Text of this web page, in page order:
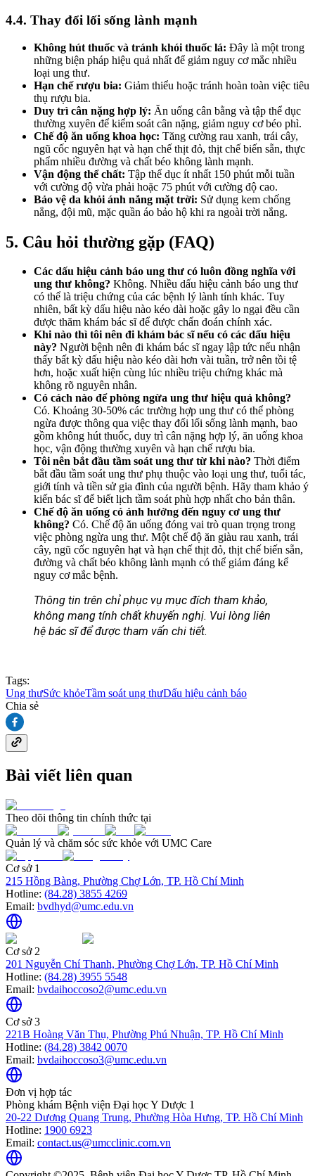
4.4. Thay đổi lối sống lành mạnh
Không hút thuốc và tránh khói thuốc lá: Đây là một trong
những biện pháp hiệu quả nhất để giảm nguy cơ mắc nhiều
loại ung thư.
Hạn chế rượu bia: Giảm thiểu hoặc tránh hoàn toàn việc tiêu
thụ rượu bia.
Duy trì cân nặng hợp lý: Ăn uống cân bằng và tập thể dục
thường xuyên để kiểm soát cân nặng, giảm nguy cơ béo phì.
Chế độ ăn uống khoa học: Tăng cường rau xanh, trái cây,
ngũ cốc nguyên hạt và hạn chế thịt đỏ, thịt chế biến sẵn, thực
phẩm nhiều đường và chất béo không lành mạnh.
Vận động thể chất: Tập thể dục ít nhất 150 phút mỗi tuần
với cường độ vừa phải hoặc 75 phút với cường độ cao.
Bảo vệ da khỏi ánh nắng mặt trời: Sử dụng kem chống
nắng, đội mũ, mặc quần áo bảo hộ khi ra ngoài trời nắng.
5. Câu hỏi thường gặp (FAQ)
Các dấu hiệu cảnh báo ung thư có luôn đồng nghĩa với
ung thư không? Không. Nhiều dấu hiệu cảnh báo ung thư
có thể là triệu chứng của các bệnh lý lành tính khác. Tuy
nhiên, bất kỳ dấu hiệu nào kéo dài hoặc gây lo ngại đều cần
được thăm khám bác sĩ để được chẩn đoán chính xác.
Khi nào thì tôi nên đi khám bác sĩ nếu có các dấu hiệu
này? Người bệnh nên đi khám bác sĩ ngay lập tức nếu nhận
thấy bất kỳ dấu hiệu nào kéo dài hơn vài tuần, trở nên tồi tệ
hơn, hoặc xuất hiện cùng lúc nhiều triệu chứng khác mà
không rõ nguyên nhân.
Có cách nào để phòng ngừa ung thư hiệu quả không?
Có. Khoảng 30-50% các trường hợp ung thư có thể phòng
ngừa được thông qua việc thay đổi lối sống lành mạnh, bao
gồm không hút thuốc, duy trì cân nặng hợp lý, ăn uống khoa
học, vận động thường xuyên và hạn chế rượu bia.
Tôi nên bắt đầu tầm soát ung thư từ khi nào? Thời điểm
bắt đầu tầm soát ung thư phụ thuộc vào loại ung thư, tuổi tác,
giới tính và tiền sử gia đình của người bệnh. Hãy tham khảo ý
kiến bác sĩ để biết lịch tầm soát phù hợp nhất cho bản thân.
Chế độ ăn uống có ảnh hưởng đến nguy cơ ung thư
không? Có. Chế độ ăn uống đóng vai trò quan trọng trong
việc phòng ngừa ung thư. Một chế độ ăn giàu rau xanh, trái
cây, ngũ cốc nguyên hạt và hạn chế thịt đỏ, thịt chế biến sẵn,
đường và chất béo không lành mạnh có thể giảm đáng kể
nguy cơ mắc bệnh.
Thông tin trên chỉ phục vụ mục đích tham khảo,
không mang tính chất khuyến nghị. Vui lòng liên
hệ bác sĩ để được tham vấn chi tiết.
Tags:
Ung thưSức khỏeTầm soát ung thưDấu hiệu cảnh báo
Chia sẻ
Bài viết liên quan
Theo dõi thông tin chính thức tại
Quản lý và chăm sóc sức khỏe với UMC Care
Cơ sở 1
215 Hồng Bàng, Phường Chợ Lớn, TP. Hồ Chí Minh
Hotline: (84.28) 3855 4269
Email: bvdhyd@umc.edu.vn
Cơ sở 2
201 Nguyễn Chí Thanh, Phường Chợ Lớn, TP. Hồ Chí Minh
Hotline: (84.28) 3955 5548
Email: bvdaihoccoso2@umc.edu.vn
Cơ sở 3
221B Hoàng Văn Thụ, Phường Phú Nhuận, TP. Hồ Chí Minh
Hotline: (84.28) 3842 0070
Email: bvdaihoccoso3@umc.edu.vn
Đơn vị hợp tác
Phòng khám Bệnh viện Đại học Y Dược 1
20-22 Dương Quang Trung, Phường Hòa Hưng, TP. Hồ Chí Minh
Hotline: 1900 6923
Email: contact.us@umcclinic.com.vn